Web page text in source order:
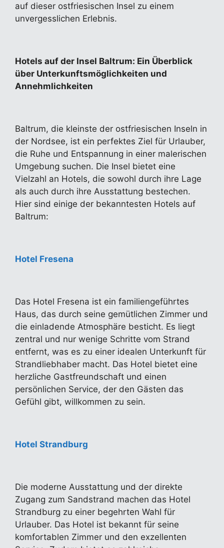
auf dieser ostfriesischen Insel zu einem
unvergesslichen Erlebnis.
Hotels auf der Insel Baltrum: Ein Überblick
über Unterkunftsmöglichkeiten und
Annehmlichkeiten
Baltrum, die kleinste der ostfriesischen Inseln in
der Nordsee, ist ein perfektes Ziel für Urlauber,
die Ruhe und Entspannung in einer malerischen
Umgebung suchen. Die Insel bietet eine
Vielzahl an Hotels, die sowohl durch ihre Lage
als auch durch ihre Ausstattung bestechen.
Hier sind einige der bekanntesten Hotels auf
Baltrum:
Hotel Fresena
Das Hotel Fresena ist ein familiengeführtes
Haus, das durch seine gemütlichen Zimmer und
die einladende Atmosphäre besticht. Es liegt
zentral und nur wenige Schritte vom Strand
entfernt, was es zu einer idealen Unterkunft für
Strandliebhaber macht. Das Hotel bietet eine
herzliche Gastfreundschaft und einen
persönlichen Service, der den Gästen das
Gefühl gibt, willkommen zu sein.
Hotel Strandburg
Die moderne Ausstattung und der direkte
Zugang zum Sandstrand machen das Hotel
Strandburg zu einer begehrten Wahl für
Urlauber. Das Hotel ist bekannt für seine
komfortablen Zimmer und den exzellenten